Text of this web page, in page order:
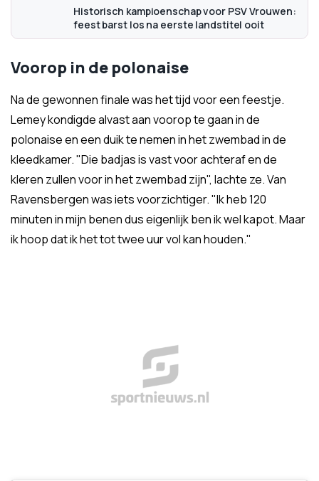
Historisch kampioenschap voor PSV Vrouwen:
feest barst los na eerste landstitel ooit
Voorop in de polonaise
Na de gewonnen finale was het tijd voor een feestje.
Lemey kondigde alvast aan voorop te gaan in de
polonaise en een duik te nemen in het zwembad in de
kleedkamer. "Die badjas is vast voor achteraf en de
kleren zullen voor in het zwembad zijn", lachte ze. Van
Ravensbergen was iets voorzichtiger. "Ik heb 120
minuten in mijn benen dus eigenlijk ben ik wel kapot. Maar
ik hoop dat ik het tot twee uur vol kan houden."